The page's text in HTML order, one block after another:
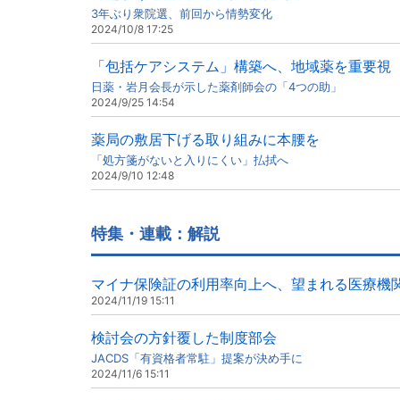
3年ぶり衆院選、前回から情勢変化
2024/10/8 17:25
「包括ケアシステム」構築へ、地域薬を重要視
日薬・岩月会長が示した薬剤師会の「4つの助」
2024/9/25 14:54
薬局の敷居下げる取り組みに本腰を
「処方箋がないと入りにくい」払拭へ
2024/9/10 12:48
特集・連載：解説
マイナ保険証の利用率向上へ、望まれる医療機
2024/11/19 15:11
検討会の方針覆した制度部会
JACDS「有資格者常駐」提案が決め手に
2024/11/6 15:11